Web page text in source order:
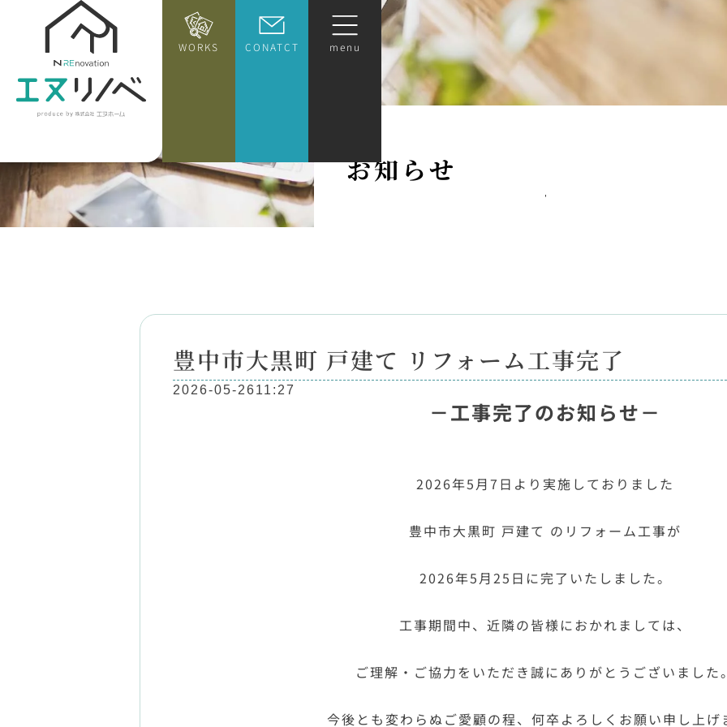
WORKS CONATCT menu
お知 らせ
豊中市大黒町 戸建て リフォーム工事完了
2026-05-2611:27
－工事完了のお知らせ－
2026年5月7日より実施しておりました
豊中市大黒町 戸建て のリフォーム工事が
2026年5月25日に完了いたしました。
工事期間中、近隣の皆様におかれましては、
ご理解・ご協力をいただき誠にありがとうございました。
今後とも変わらぬご愛顧の程、何卒よろしくお願い申し上げ